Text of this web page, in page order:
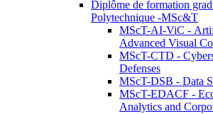
Diplôme de formation
Polytechnique -MSc&T
MScT-AI-ViC -
Advanced Visual
MScT-CTD -
Defenses
MScT-DSB - Data
MScT-EDACF -
Analytics and